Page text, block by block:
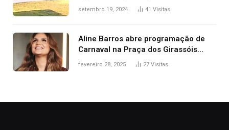
durante confusão no trânsito
setembro 19, 2024 41 Visitas
Aline Barros abre programação de
Carnaval na Praça dos Girassóis
nesta sexta-feira, em Palmas
fevereiro 28, 2025 27 Visitas